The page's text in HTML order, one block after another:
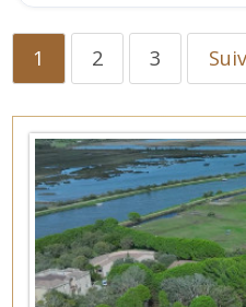
1 2 3 Suiv